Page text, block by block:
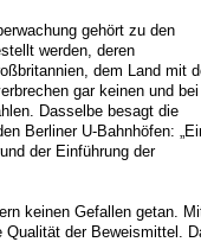
gehört zu den
werden, deren
dem Land mit
gar keinen und bei
Dasselbe besagt die
Berliner U-Bahnhöfen:
der Einführung der
keinen Gefallen getan.
der Beweismittel.